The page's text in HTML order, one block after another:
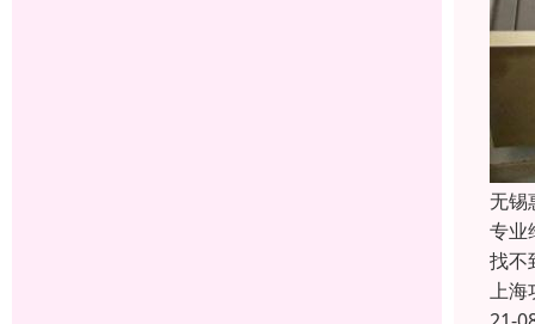
无锡
专业
找不
上海